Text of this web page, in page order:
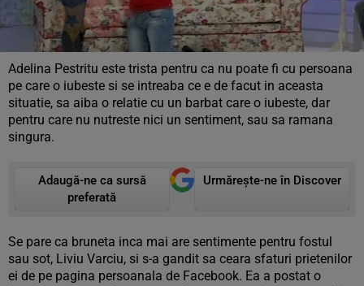
Adelina Pestritu este trista pentru ca nu poate fi cu persoana
pe care o iubeste si se intreaba ce e de facut in aceasta
situatie, sa aiba o relatie cu un barbat care o iubeste, dar
pentru care nu nutreste nici un sentiment, sau sa ramana
singura.
Adaugă-ne ca sursă
preferată
Urmărește-ne în Discover
Se pare ca bruneta inca mai are sentimente pentru fostul
sau sot, Liviu Varciu, si s-a gandit sa ceara sfaturi prietenilor
ei de pe pagina persoanala de Facebook. Ea a postat o